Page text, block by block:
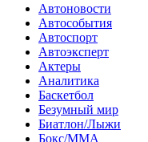
Автоновости
Автособытия
Автоспорт
Автоэксперт
Актеры
Аналитика
Баскетбол
Безумный мир
Биатлон/Лыжи
Бокс/MMA